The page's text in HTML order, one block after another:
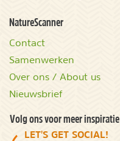
NatureScanner
Contact
Samenwerken
Over ons / About us
Nieuwsbrief
Volg ons voor meer inspiratie
LET'S GET SOCIAL!